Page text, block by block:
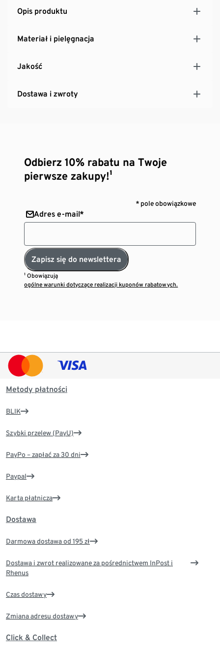
Opis produktu
Materiał i pielęgnacja
Jakość
Dostawa i zwroty
Odbierz 10% rabatu na Twoje
pierwsze zakupy!¹
* pole obowiązkowe
Adres e-mail*
Zapisz się do newslettera
¹ Obowiązują
ogólne warunki dotyczące realizacji kuponów rabatowych.
Metody płatności
BLIK
Szybki przelew (PayU)
PayPo – zapłać za 30 dni
Paypal
Karta płatnicza
Dostawa
Darmowa dostawa od 195 zł
Dostawa i zwrot realizowane za pośrednictwem InPost i
Rhenus
Czas dostawy
Zmiana adresu dostawy
Click & Collect